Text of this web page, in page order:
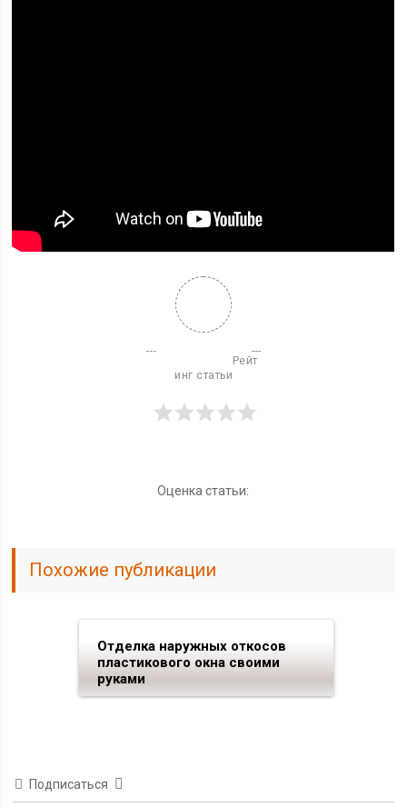
инг статьи
Оценка статьи:
Похожие публикации
Отделка наружных откосов
пластикового окна своими
руками
Подписаться